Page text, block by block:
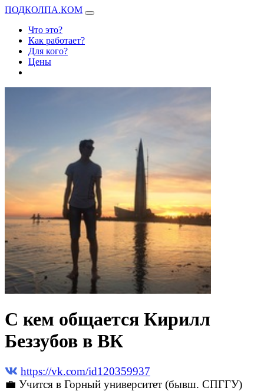
ПОДКОЛПА.КОМ
Что это?
Как работает?
Для кого?
Цены
С кем общается Кирилл
Беззубов в ВК
https://vk.com/id120359937
💼 Учится в Горный университет (бывш. СПГГУ)